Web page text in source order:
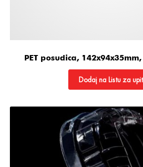
PET posudica,
Dodaj na Listu za upit